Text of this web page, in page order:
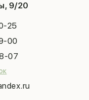
9/20
25
00
07